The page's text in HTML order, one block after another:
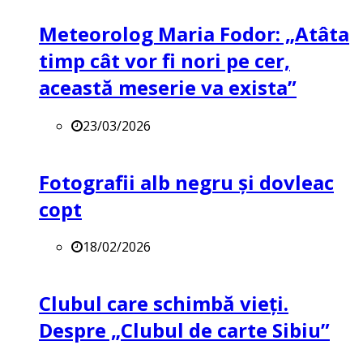
Meteorolog Maria Fodor: „Atâta
timp cât vor fi nori pe cer,
această meserie va exista”
23/03/2026
Fotografii alb negru și dovleac
copt
18/02/2026
Clubul care schimbă vieți.
Despre „Clubul de carte Sibiu”